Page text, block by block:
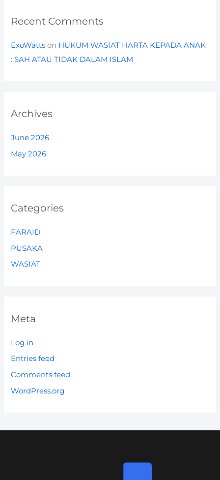
Recent Comments
ExoWatts on HUKUM WASIAT HARTA KEPADA ANAK
: SAH ATAU TIDAK DALAM ISLAM
Archives
June 2026
May 2026
Categories
FARAID
PUSAKA
WASIAT
Meta
Log in
Entries feed
Comments feed
WordPress.org